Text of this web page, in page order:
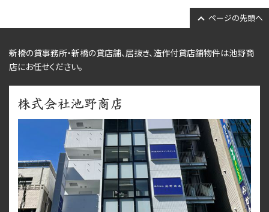
ページの先頭へ
新橋の貸事務所・新橋の貸店舗、居抜き、造作付貸店舗物件は池野商
店にお任せください。